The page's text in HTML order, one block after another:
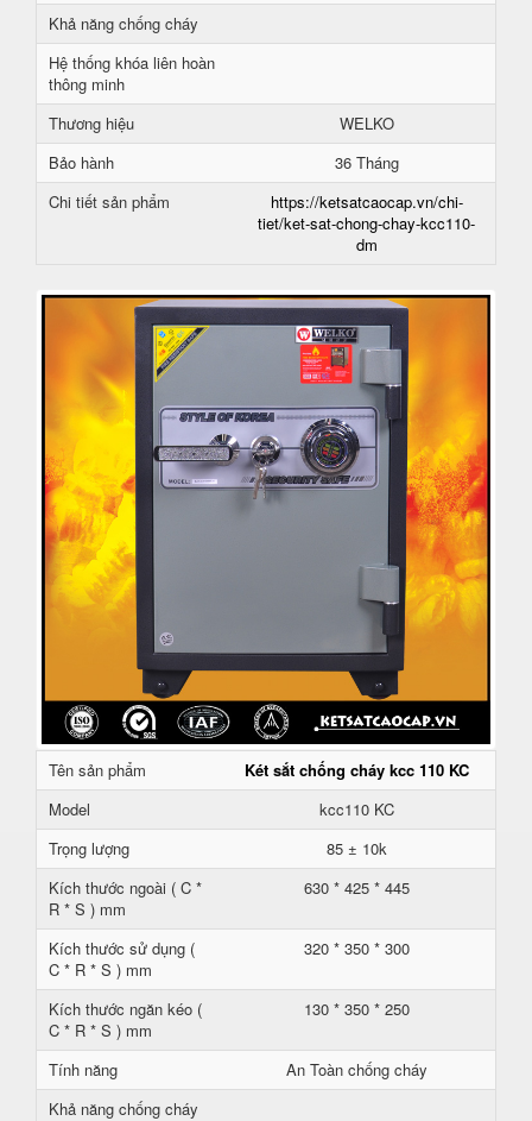
Khả năng chống cháy
Hệ thống khóa liên hoàn
thông minh
Thương hiệu
WELKO
Bảo hành
36 Tháng
Chi tiết sản phẩm
https://ketsatcaocap.vn/chi-
tiet/ket-sat-chong-chay-kcc110-
dm
Tên sản phẩm
Két sắt chống cháy kcc 110 KC
Model
kcc110 KC
Trọng lượng
85 ± 10k
Kích thước ngoài ( C *
R * S ) mm
630 * 425 * 445
Kích thước sử dụng (
C * R * S ) mm
320 * 350 * 300
Kích thước ngăn kéo (
C * R * S ) mm
130 * 350 * 250
Tính năng
An Toàn chống cháy
Khả năng chống cháy